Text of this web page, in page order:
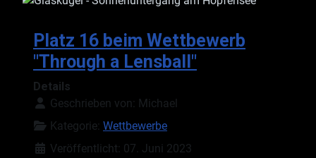
Platz 16 beim Wettbewerb
"Through a Lensball"
Details
Geschrieben von:
Michael
Kategorie: Wettbewerbe
Veröffentlicht: 07. Juni 2023